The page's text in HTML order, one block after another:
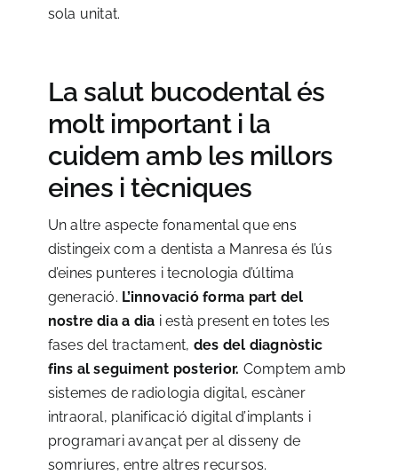
sola unitat.
La salut bucodental és
molt important i la
cuidem amb les millors
eines i tècniques
Un altre aspecte fonamental que ens
distingeix com a dentista a Manresa és l’ús
d’eines punteres i tecnologia d’última
generació. L’innovació forma part del
nostre dia a dia i està present en totes les
fases del tractament, des del diagnòstic
fins al seguiment posterior. Comptem amb
sistemes de radiologia digital, escàner
intraoral, planificació digital d’implants i
programari avançat per al disseny de
somriures, entre altres recursos.